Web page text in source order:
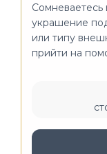
Сомневаетесь
украшение
или типу
прийти на